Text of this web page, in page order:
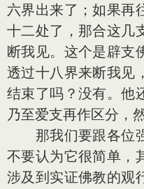
六界出来了；如果再
十二处了，那合这几
断我见。这个是辟支
透过十八界来断我见
结束了吗？没有。他
乃至爱支再作区分，
那我们要跟各位强
不要认为它很简单，
涉及到实证佛教的观